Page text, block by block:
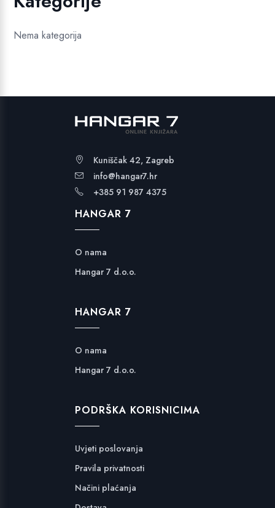
Nema kategorija
Kuniščak 42, Zagreb
info@hangar7.hr
+385 91 987 4375
HANGAR 7
O nama
Hangar 7 d.o.o.
HANGAR 7
O nama
Hangar 7 d.o.o.
PODRŠKA KORISNICIMA
Uvjeti poslovanja
Pravila privatnosti
Načini plaćanja